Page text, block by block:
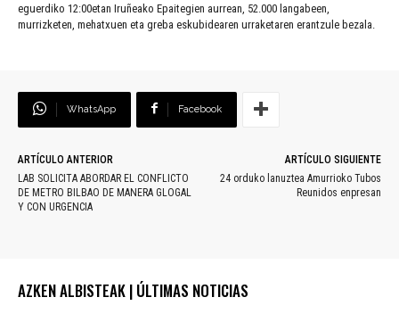
eguerdiko 12:00etan Iruñeako Epaitegien aurrean, 52.000 langabeen,
murrizketen, mehatxuen eta greba eskubidearen urraketaren erantzule bezala.
WhatsApp Facebook
ARTÍCULO ANTERIOR
LAB SOLICITA ABORDAR EL CONFLICTO
DE METRO BILBAO DE MANERA GLOGAL
Y CON URGENCIA
ARTÍCULO SIGUIENTE
24 orduko lanuztea Amurrioko Tubos
Reunidos enpresan
AZKEN ALBISTEAK | ÚLTIMAS NOTICIAS